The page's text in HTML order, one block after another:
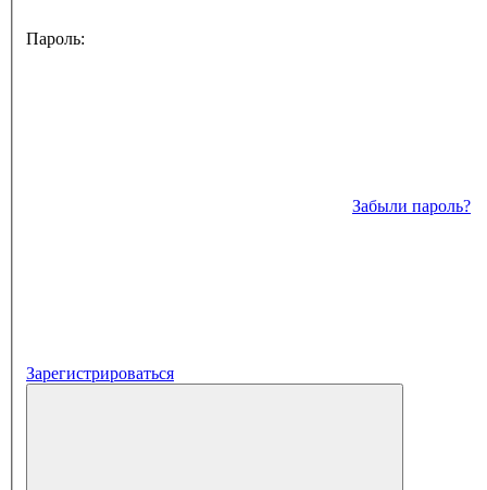
Пароль:
Забыли пароль?
Зарегистрироваться